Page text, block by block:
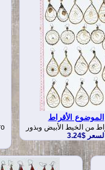
الموضوع الأقراط
من الخيط الأبيض وبذور
السعر $3.24